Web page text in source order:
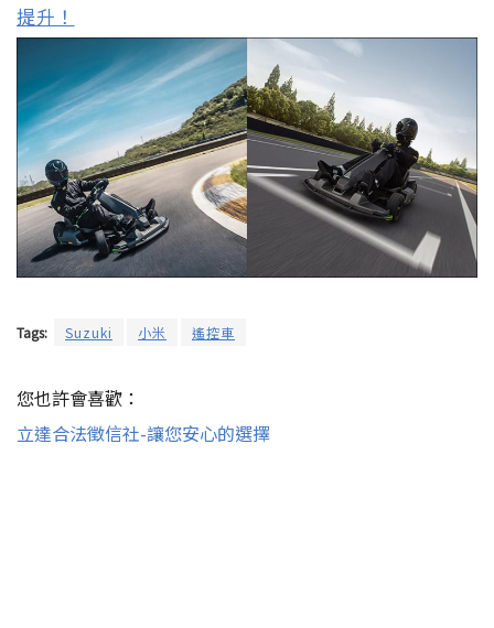
提升！
Tags: Suzuki 小米 遙控車
您也許會喜歡：
立達合法徵信社-讓您安心的選擇